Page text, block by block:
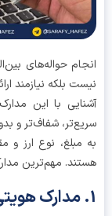
حواله‌های
بلکه نیازمند ارائه
با این مدارک
شفاف‌تر و بدون
نوع ارز و مقصد
مهم‌ترین مدارک